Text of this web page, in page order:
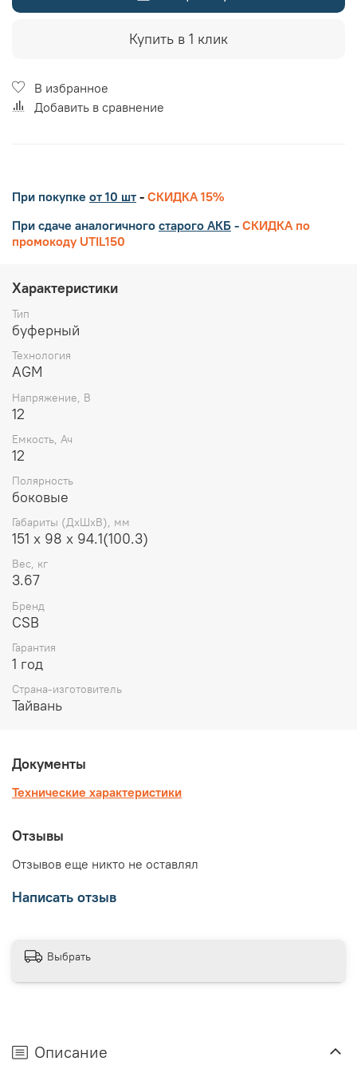
Купить в 1 клик
В избранное
Добавить в сравнение
При покупке от 10 шт - СКИДКА 15%
При сдаче аналогичного старого АКБ - СКИДКА по
промокоду UTIL150
Характеристики
Тип
буферный
Технология
AGM
Напряжение, В
12
Емкость, Ач
12
Полярность
боковые
Габариты (ДхШхВ), мм
151 х 98 х 94.1(100.3)
Вес, кг
3.67
Бренд
CSB
Гарантия
1 год
Страна-изготовитель
Тайвань
Документы
Технические характеристики
Отзывы
Отзывов еще никто не оставлял
Написать отзыв
Выбрать
Описание